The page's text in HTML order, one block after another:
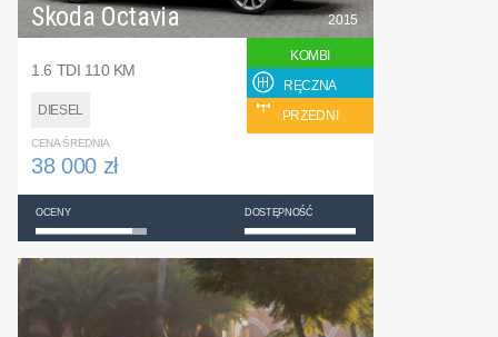
Skoda Octavia
1.6 TDI 110 KM
DIESEL
2015
KOMBI
RĘCZNA
PRZEDNI
CENA ŚREDNIA
38 000 zł
OCENY DOSTĘPNOŚĆ